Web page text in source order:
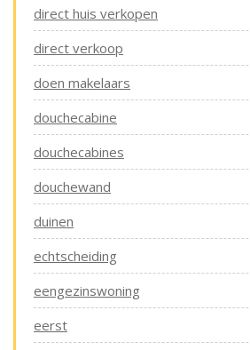
direct huis verkopen
direct verkoop
doen makelaars
douchecabine
douchecabines
douchewand
duinen
echtscheiding
eengezinswoning
eerst